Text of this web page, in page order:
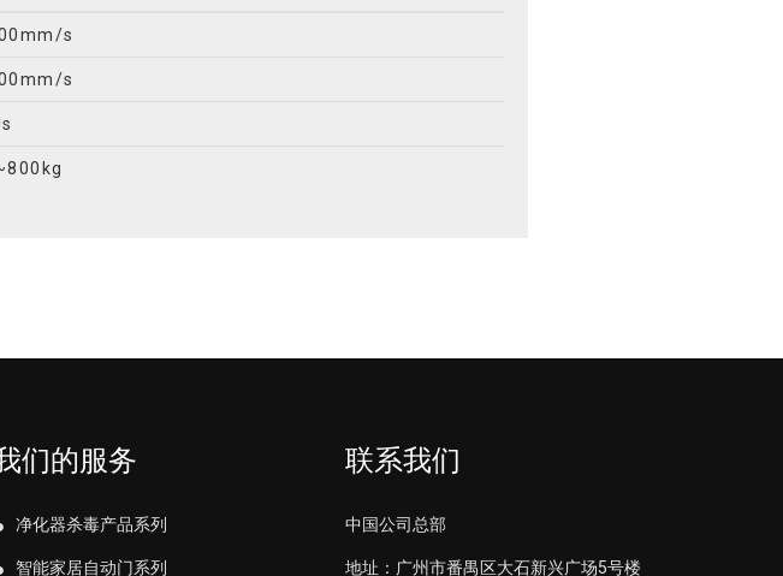
s
s
们的服务
净化器杀毒产品系列
智能家居自动门系列
联系我们
中国公司总部
地址：广州市番禺区大石新兴广场5号楼